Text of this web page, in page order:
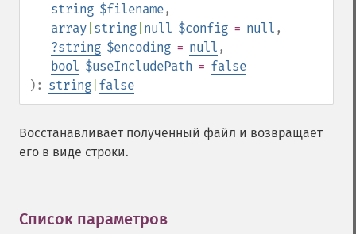
string $filename,
array string null $config = null ,
?string $encoding = null ,
bool $useIncludePath = false
): string false
Восстанавливает полученный файл и возвращает
его в виде строки.
Список параметров